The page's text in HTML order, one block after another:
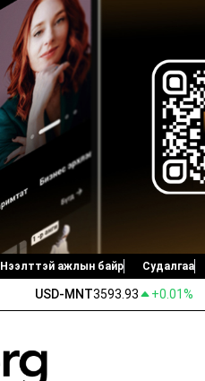
Нээлттэй ажлын байр Судалгаа
USD-MNT3593.93 +0.01%